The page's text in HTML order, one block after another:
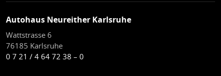
Autohaus Neureither Karlsruhe
Wattstrasse 6
76185 Karlsruhe
0 7 21 / 4 64 72 38 – 0